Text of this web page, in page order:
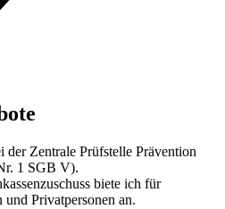
der Zentrale Prüfstelle Prävention
1 SGB V).
biete ich für
Privatpersonen an.